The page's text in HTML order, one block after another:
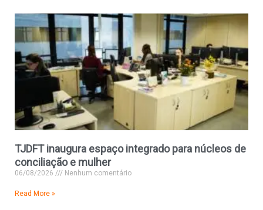
TJDFT inaugura espaço integrado para núcleos de
conciliação e mulher
06/08/2026 Nenhum comentário
Read More »